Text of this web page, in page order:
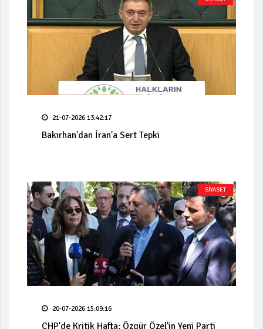
21-07-2026 13:42:17
Bakırhan'dan İran'a Sert Tepki
SİYASET
20-07-2026 15:09:16
CHP'de Kritik Hafta: Özgür Özel'in Yeni Parti